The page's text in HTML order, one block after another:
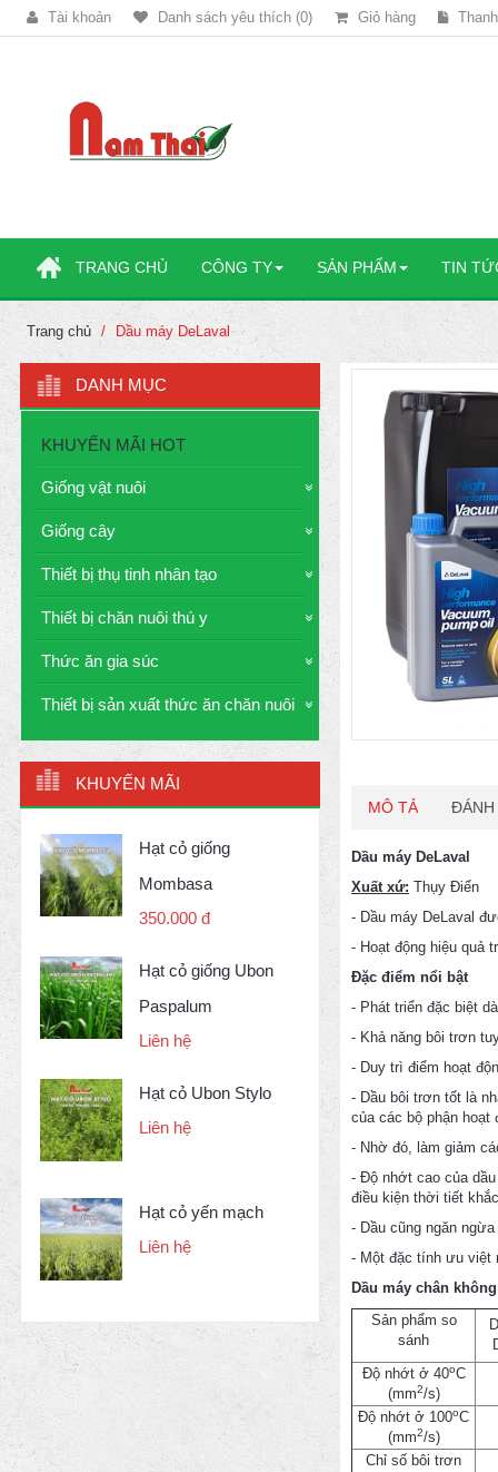
Tài khoản Danh sách yêu thích (0) Giỏ hàng
TRANG CHỦ CÔNG TY SẢN PHẨM TIN
Trang chủ Dầu máy DeLaval
DANH MỤC
KHUYẾN MÃI HOT
Giống vật nuôi
Giống cây
Thiết bị thụ tinh nhân tạo
Thiết bị chăn nuôi thú y
Thức ăn gia súc
Thiết bị sản xuất thức ăn chăn nuôi
KHUYẾN MÃI
Hạt cỏ giống
Mombasa
350.000 đ
Hạt cỏ giống Ubon
Paspalum
Liên hệ
Hạt cỏ Ubon Stylo
Liên hệ
Hạt cỏ yến mạch
Liên hệ
MÔ TẢ ĐÁNH
Dầu máy DeLaval
Xuất xứ: Thụy Điển
- Dầu máy DeLaval
- Hoạt động hiệu quả
Đặc điểm nổi bật
- Phát triển đặc biệt
- Khả năng bôi trơn
- Duy trì điểm hoạt
- Dầu bôi trơn tốt là
của các bộ phận hoạt
- Nhờ đó, làm giảm
- Độ nhớt cao của
điều kiện thời tiết
- Dầu cũng ngăn
- Một đặc tính ưu việt
Dầu máy chân
Sản phẩm so
sánh
Độ nhớt ở 40oC
(mm2/s)
Độ nhớt ở 100oC
(mm2/s)
Chỉ số bôi trơn